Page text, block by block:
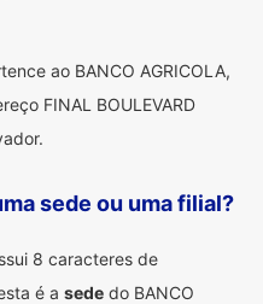
ao BANCO AGRICOLA,
FINAL BOULEVARD
sede ou uma filial?
8 caracteres de
é a sede do BANCO